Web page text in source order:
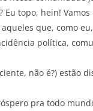
topo, hein!
que, como
política,
não é?) estão
pra todo